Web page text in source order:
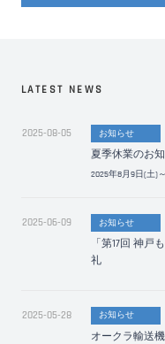
LATEST NEWS
2025-08-05 お知らせ
夏季休業のお
2025年8月9日(土)
2025-06-09 お知らせ
「第17回 神
礼
2025-05-28 お知らせ
オークラ輸送